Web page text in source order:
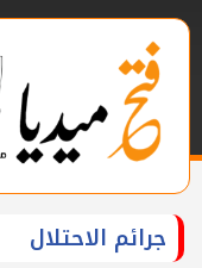
جرائم الاحتلال